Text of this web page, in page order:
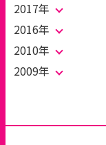
2017年
2016年
2010年
2009年